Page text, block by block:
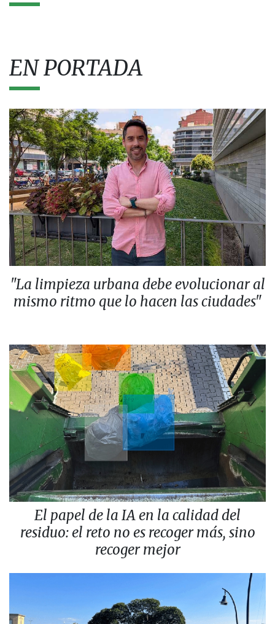
EN PORTADA
"La limpieza urbana debe evolucionar al
mismo ritmo que lo hacen las ciudades"
El papel de la IA en la calidad del
residuo: el reto no es recoger más, sino
recoger mejor